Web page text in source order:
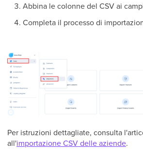
Abbina le colonne del CSV ai
Completa il processo di
Per istruzioni dettagliate, consulta
all'importazione CSV delle aziende.